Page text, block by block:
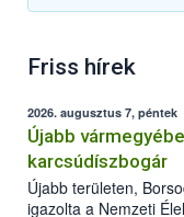
Friss hírek
2026. augusztus 7, péntek
Újabb
karcsúdíszbogár
Újabb területen,
igazolta a Nemzeti